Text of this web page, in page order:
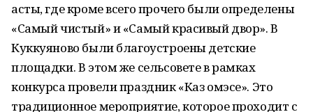
асты, где кроме всего прочего были определены
«Самый чистый» и «Самый красивый двор». В
Куккуяново были благоустроены детские
площадки. В этом же сельсовете в рамках
конкурса провели праздник «Каз омэсе». Это
традиционное мероприятие, которое проходит с